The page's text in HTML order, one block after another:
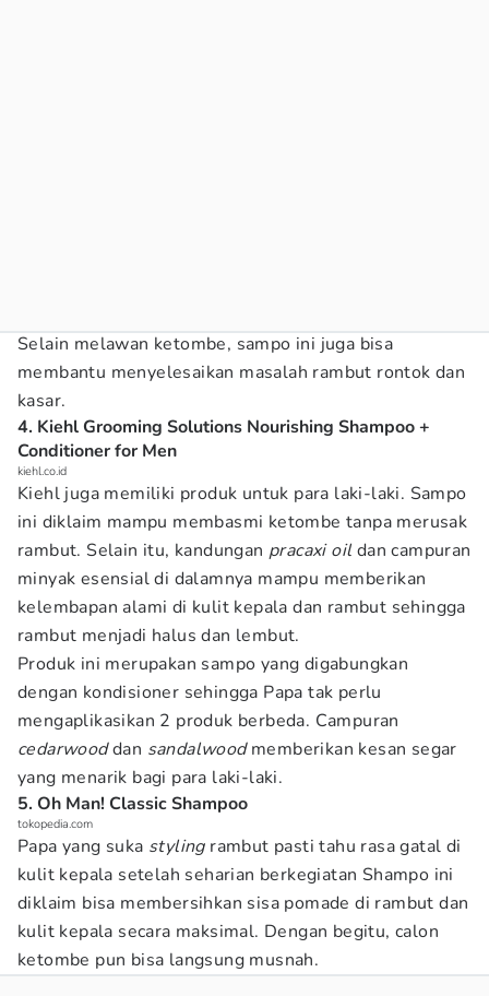
Selain melawan ketombe, sampo ini juga bisa
membantu menyelesaikan masalah rambut rontok dan
kasar.
4. Kiehl Grooming Solutions Nourishing Shampoo +
Conditioner for Men
kiehl.co.id
Kiehl juga memiliki produk untuk para laki-laki. Sampo
ini diklaim mampu membasmi ketombe tanpa merusak
rambut. Selain itu, kandungan pracaxi oildan campuran
minyak esensial di dalamnya mampu memberikan
kelembapan alami di kulit kepala dan rambut sehingga
rambut menjadi halus dan lembut.
Produk ini merupakan sampo yang digabungkan
dengan kondisioner sehingga Papa tak perlu
mengaplikasikan 2 produk berbeda. Campuran
cedarwooddan sandalwoodmemberikan kesan segar
yang menarik bagi para laki-laki.
5. Oh Man! Classic Shampoo
tokopedia.com
Papa yang suka stylingrambut pasti tahu rasa gatal di
kulit kepala setelah seharian berkegiatan Shampo ini
diklaim bisa membersihkan sisa pomade di rambut dan
kulit kepala secara maksimal. Dengan begitu, calon
ketombe pun bisa langsung musnah.